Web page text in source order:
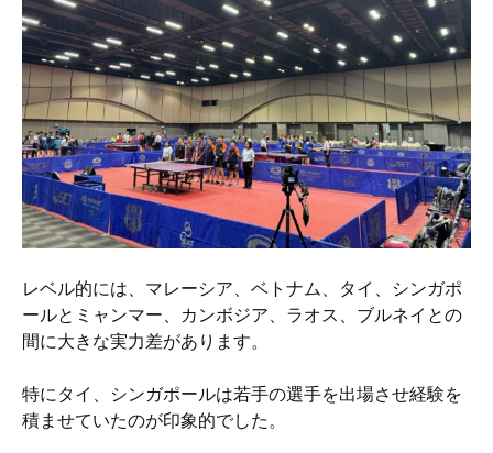
レベル的には、マレーシア、ベトナム、タイ、シンガポ
ールとミャンマー、カンボジア、ラオス、ブルネイとの
間に大きな実力差があります。
特にタイ、シンガポールは若手の選手を出場させ経験を
積ませていたのが印象的でした。